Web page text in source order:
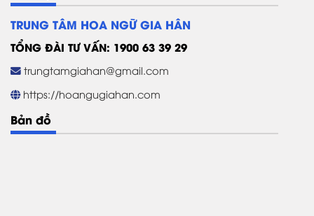
TRUNG TÂM HOA NGỮ GIA HÂN
TỔNG ĐÀI TƯ VẤN: 1900 63 39 29
trungtamgiahan@gmail.com
https://hoangugiahan.com
Bản đồ